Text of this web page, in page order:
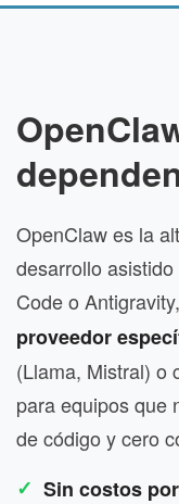
OpenClaw es la
desarrollo
Code o Antigravity,
proveedor
(Llama, Mistral) o
para equipos que
de código y cero
Sin costos